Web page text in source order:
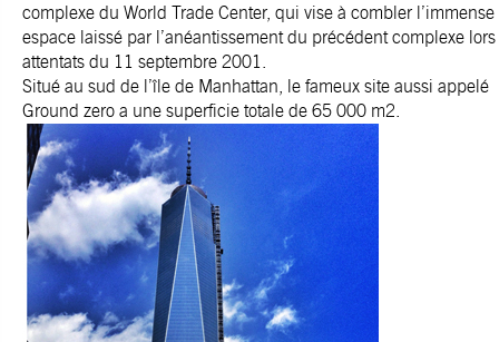
complexe du World Trade Center, qui vise à combler l’immense
espace laissé par l’anéantissement du précédent complexe
attentats du 11 septembre 2001.
Situé au sud de l’île de Manhattan, le fameux site aussi appelé
Ground zero a une superficie totale de 65 000 m2.